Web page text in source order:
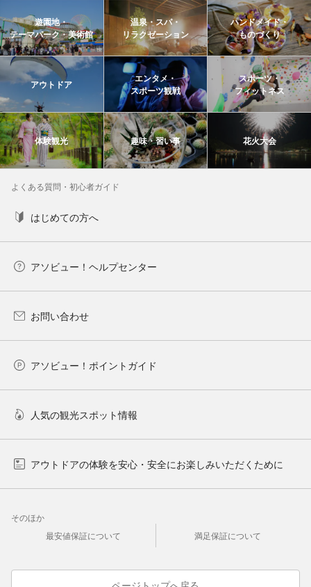
遊園地・
テーマパーク・美術館
温泉・スパ・
リラクゼーション
ハンドメイド・
ものづくり
アウトドア
エンタメ・
スポーツ観戦
スポーツ・
フィットネス
体験観光 趣味・習い事 花火大会
よくある質問・初心者ガイド
はじめての方へ
アソビュー！ヘルプセンター
お問い合わせ
アソビュー！ポイントガイド
人気の観光スポット情報
アウトドアの体験を安心・安全にお楽しみいただくために
そのほか
最安値保証について
満足保証について